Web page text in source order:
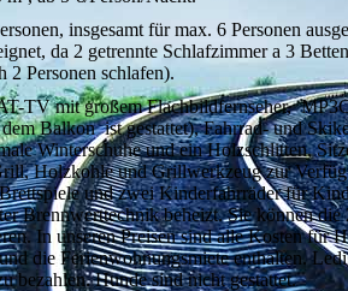
insgesamt für max. 6 Personen
da 2 getrennte Schlafzimmer a 3
2 Personen schlafen).
TV mit großem Flachbildfernseher,
Balkon ist gestattet), Fahrrad- und
Winterschuhe und ein Holzschlitten,
Holzkohle und Grillwerkzeug zur
und zwei Kinderfahrräder für
Brennwerttechnik beheizt. Sie können die
In unseren Preisen sind alle Kosten für
die Ferienwohnungsmiete enthalten.
bezahlen. Hunde sind nicht gestattet.